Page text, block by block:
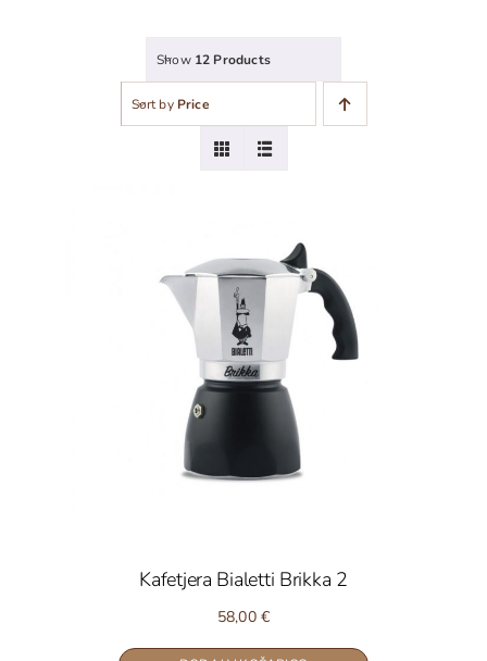
Show 12 Products
Sort by Price
Kafetjera Bialetti Brikka 2
58,00€